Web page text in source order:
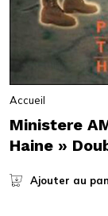
Accueil
Ministere
Haine »
Ajouter au